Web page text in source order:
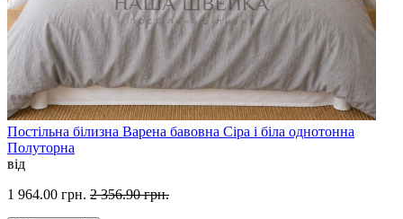
Постільна білизна Варена бавовна Сіра і біла однотонна
Полуторна
від
1 964.00 грн. 2 356.90 грн.